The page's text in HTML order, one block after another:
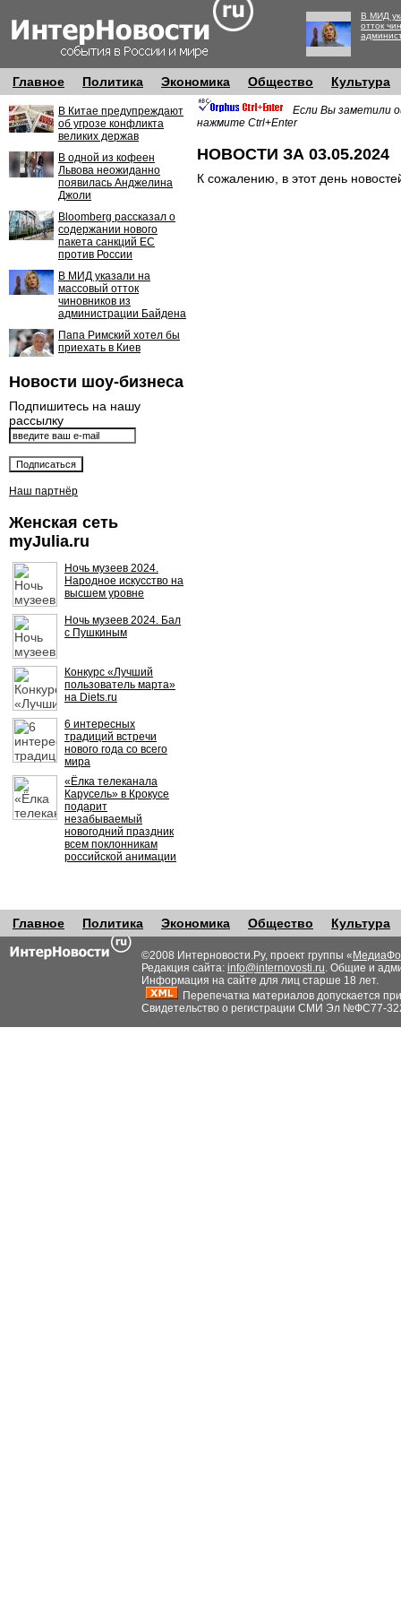
В МИД
отток
Главное Политика Экономика Общество Культура
В Китае предупреждают
об угрозе конфликта
великих держав
В одной из кофеен
Львова неожиданно
появилась Анджелина
Джоли
Bloomberg рассказал о
содержании нового
пакета санкций ЕС
против России
В МИД указали на
массовый отток
чиновников из
администрации Байдена
Папа Римский хотел бы
приехать в Киев
Новости шоу-бизнеса
Подпишитесь на нашу
рассылку
Наш партнёр
Женская сеть
myJulia.ru
Ночь музеев 2024.
Народное искусство на
высшем уровне
Ночь музеев 2024. Бал
с Пушкиным
Конкурс «Лучший
пользователь марта»
на Diets.ru
6 интересных
традиций встречи
нового года со всего
мира
«Ёлка телеканала
Карусель» в Крокусе
подарит
незабываемый
новогодний праздник
всем поклонникам
российской анимации
Если Вы заметили
нажмите Ctrl+Enter
НОВОСТИ ЗА 03.05.2024
К сожалению, в этот день
Главное Политика Экономика Общество Культура
©2008 Интерновости.Ру, проект группы «
Редакция сайта: info@internovosti.ru. Общие и
Информация на сайте для лиц старше 18 лет.
Перепечатка материалов допускается
Свидетельство о регистрации СМИ Эл №ФС77-